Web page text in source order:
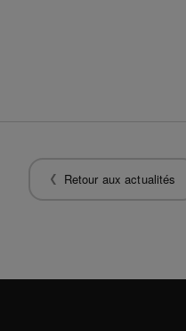
Retour aux actualités